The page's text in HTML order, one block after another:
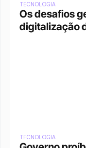
TECNOLOGIA
Os desafios
digitalização
TECNOLOGIA